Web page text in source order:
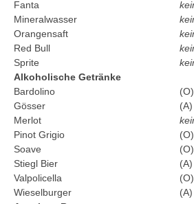
Fanta
Mineralwasser
Orangensaft
Red Bull
Sprite
Alkoholische Getränke
Bardolino
(O)
Gösser
(A)
Merlot
Pinot Grigio
(O)
Soave
(O)
Stiegl Bier
(A)
Valpolicella
(O)
Wieselburger
(A)